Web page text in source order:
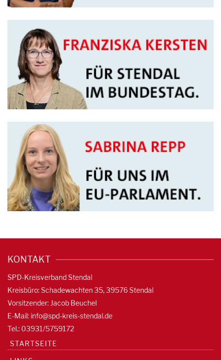
KONTAKT
SPD-Kreisverband Stendal
Kreisbüro: Schadewachten 35, 39576 Stendal
Vorsitzender: Jacob Beuchel
E-Mail: info@spd-kreis-stendal.de
Tel.: 03931/5759172
STARTSEITE